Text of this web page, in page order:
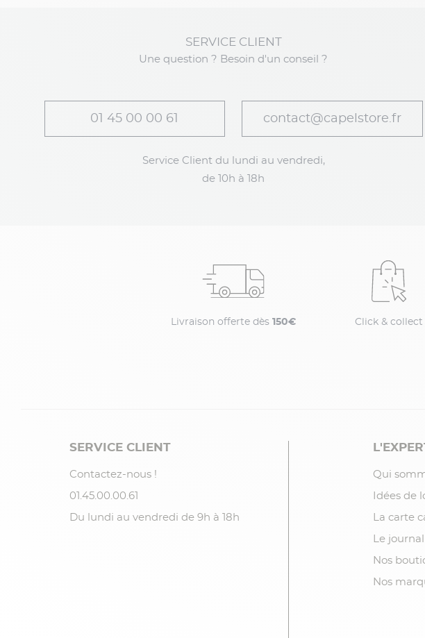
SERVICE CLIENT
Une question ? Besoin d'un conseil ?
01 45 00 00 61 contact@capelstore.fr
Service Client du lundi au vendredi,
de 10h à 18h
Livraison offerte dès 150€ Click & collect
SERVICE CLIENT
Contactez-nous !
01.45.00.00.61
Du lundi au vendredi de 9h à 18h
Qui
Idées de
La carte
Le journal
Nos
Nos